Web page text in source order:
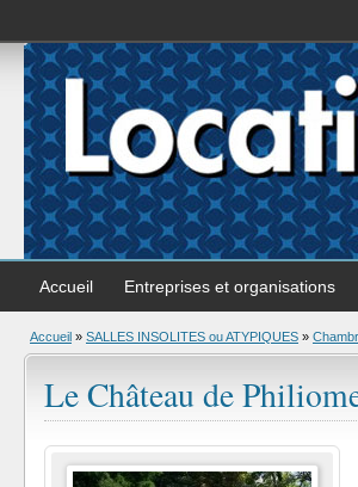
Accueil Entreprises et organisations
Accueil » SALLES INSOLITES ou ATYPIQUES »
Le Château de